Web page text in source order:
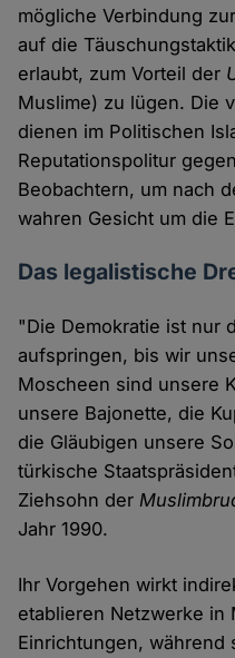
mögliche Verbindung
auf die
erlaubt, zum Vorteil der
Muslime) zu lügen. Die
dienen im Politischen
Reputationspolitur
Beobachtern, um nach
wahren Gesicht um die
Das legalistische
"Die Demokratie ist nur
aufspringen, bis wir
Moscheen sind unsere
unsere Bajonette, die
die Gläubigen unsere
türkische
Ziehsohn der
Jahr 1990.
Ihr Vorgehen wirkt
etablieren Netzwerke in
Einrichtungen, während